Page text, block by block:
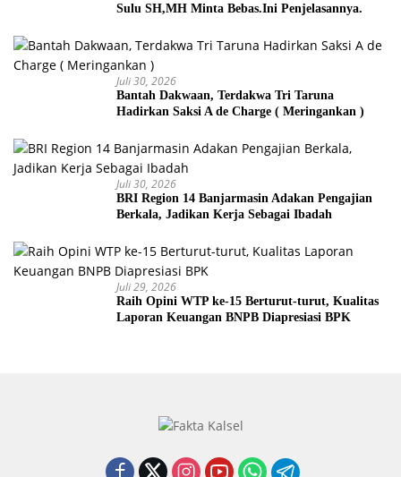
Sulu SH,MH Minta Bebas.Ini Penjelasannya.
Juli 30, 2026
Bantah Dakwaan, Terdakwa Tri Taruna
Hadirkan Saksi A de Charge ( Meringankan )
Juli 30, 2026
BRI Region 14 Banjarmasin Adakan Pengajian
Berkala, Jadikan Kerja Sebagai Ibadah
Juli 29, 2026
Raih Opini WTP ke-15 Berturut-turut, Kualitas
Laporan Keuangan BNPB Diapresiasi BPK